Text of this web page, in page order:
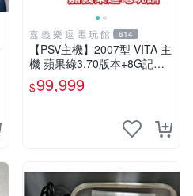
嘉 義 樂 逗 電 玩 館 614
【PSV主機】2007型 VITA 主
機 蘋果綠3.70版本+8G記憶
卡+螢幕保護貼【9成新】✪中
古二手✪嘉義樂逗電玩館
$99,999